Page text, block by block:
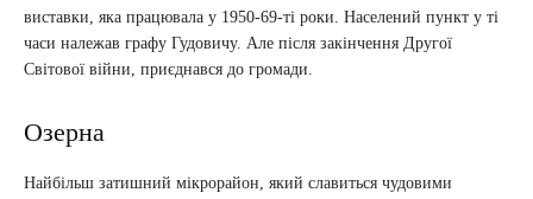
виставки, яка працювала у 1950-69-ті роки. Населений пункт у ті
часи належав графу Гудовичу. Але після закінчення Другої
Світової війни, приєднався до громади.
Озерна
Найбільш затишний мікрорайон, який славиться чудовими